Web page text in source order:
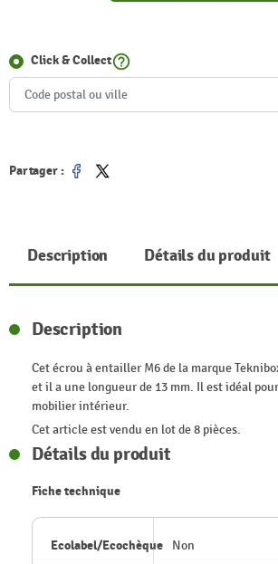
Click & Collecthelp_outline
Partager :
Partager
Tweet
Description Détails du produit
Description
Cet écrou à entailler M6 de la marque
et il a une longueur de 13 mm. Il est idéal
mobilier intérieur.
Cet article est vendu en lot de 8 pièces.
Détails du produit
Fiche technique
Ecolabel/Ecochèque Non